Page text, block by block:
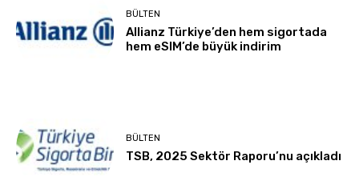
BÜLTEN
Allianz Türkiye’den hem sigortada
hem eSIM’de büyük indirim
BÜLTEN
TSB, 2025 Sektör Raporu’nu açıkladı